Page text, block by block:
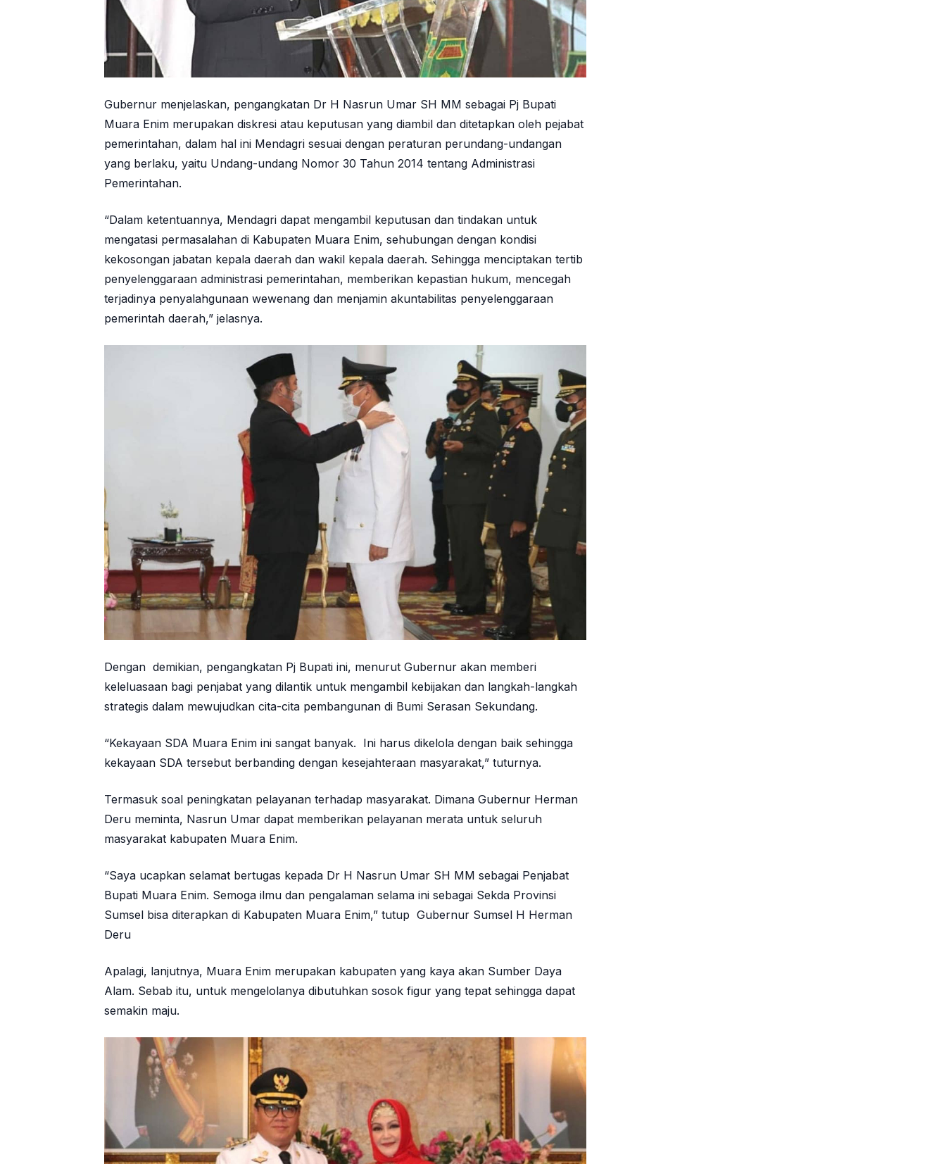
Gubernur menjelaskan, pengangkatan Dr H Nasrun Umar SH MM sebagai Pj Bupati
Muara Enim merupakan diskresi atau keputusan yang diambil dan ditetapkan oleh pejabat
pemerintahan, dalam hal ini Mendagri sesuai dengan peraturan perundang-undangan
yang berlaku, yaitu Undang-undang Nomor 30 Tahun 2014 tentang Administrasi
Pemerintahan.
“Dalam ketentuannya, Mendagri dapat mengambil keputusan dan tindakan untuk
mengatasi permasalahan di Kabupaten Muara Enim, sehubungan dengan kondisi
kekosongan jabatan kepala daerah dan wakil kepala daerah. Sehingga menciptakan tertib
penyelenggaraan administrasi pemerintahan, memberikan kepastian hukum, mencegah
terjadinya penyalahgunaan wewenang dan menjamin akuntabilitas penyelenggaraan
pemerintah daerah,” jelasnya.
Dengan demikian, pengangkatan Pj Bupati ini, menurut Gubernur akan memberi
keleluasaan bagi penjabat yang dilantik untuk mengambil kebijakan dan langkah-langkah
strategis dalam mewujudkan cita-cita pembangunan di Bumi Serasan Sekundang.
“Kekayaan SDA Muara Enim ini sangat banyak. Ini harus dikelola dengan baik sehingga
kekayaan SDA tersebut berbanding dengan kesejahteraan masyarakat,” tuturnya.
Termasuk soal peningkatan pelayanan terhadap masyarakat. Dimana Gubernur Herman
Deru meminta, Nasrun Umar dapat memberikan pelayanan merata untuk seluruh
masyarakat kabupaten Muara Enim.
“Saya ucapkan selamat bertugas kepada Dr H Nasrun Umar SH MM sebagai Penjabat
Bupati Muara Enim. Semoga ilmu dan pengalaman selama ini sebagai Sekda Provinsi
Sumsel bisa diterapkan di Kabupaten Muara Enim,” tutup Gubernur Sumsel H Herman
Deru
Apalagi, lanjutnya, Muara Enim merupakan kabupaten yang kaya akan Sumber Daya
Alam. Sebab itu, untuk mengelolanya dibutuhkan sosok figur yang tepat sehingga dapat
semakin maju.